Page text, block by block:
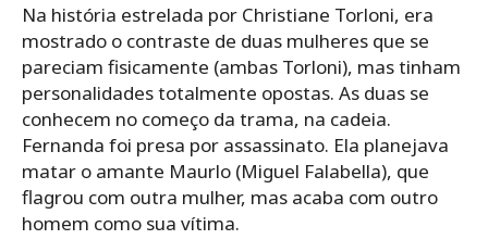
Na história estrelada por Christiane Torloni, era
mostrado o contraste de duas mulheres que se
pareciam fisicamente (ambas Torloni), mas tinham
personalidades totalmente opostas. As duas se
conhecem no começo da trama, na cadeia.
Fernanda foi presa por assassinato. Ela planejava
matar o amante Maurlo (Miguel Falabella), que
flagrou com outra mulher, mas acaba com outro
homem como sua vítima.